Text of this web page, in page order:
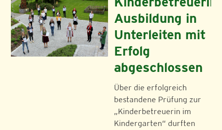
Ausbildung in
Unterleiten mit
Erfolg
abgeschlossen
Über die erfolgreich
bestandene Prüfung zur
„Kinderbetreuerin im
Kindergarten“ durften